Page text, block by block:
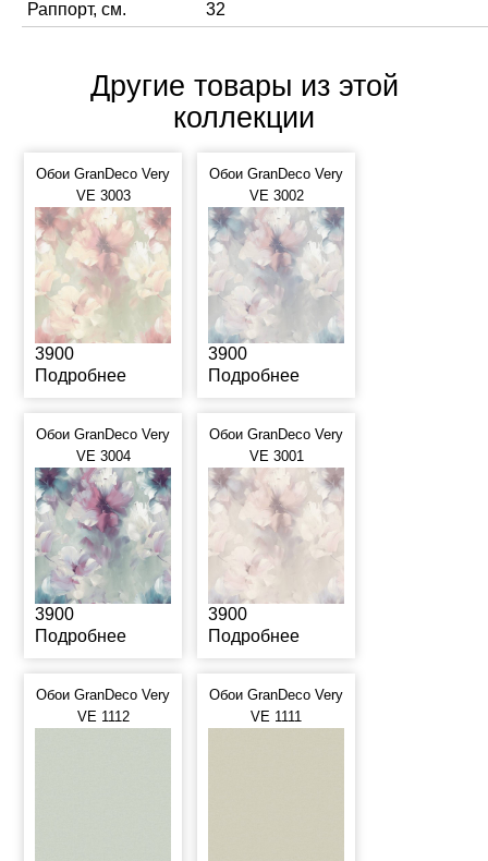
Раппорт, см.
32
Другие товары из этой
коллекции
Обои GranDeco Very
VE 3003
3900
Подробнее
Обои GranDeco Very
VE 3002
3900
Подробнее
Обои GranDeco Very
VE 3004
3900
Подробнее
Обои GranDeco Very
VE 3001
3900
Подробнее
Обои GranDeco Very
VE 1112
Обои GranDeco Very
VE 1111